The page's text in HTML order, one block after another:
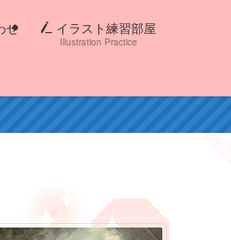
せ イラスト練習部屋
Illustration Practice